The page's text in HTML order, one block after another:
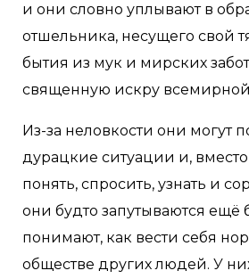
и они словно уплывают в
отшельника, несущего свой
бытия из мук и мирских
священную искру
Из-за неловкости они могут
дурацкие ситуации и, вместо
понять, спросить, узнать и
они будто запутываются ещё
понимают, как вести себя
обществе других людей. У